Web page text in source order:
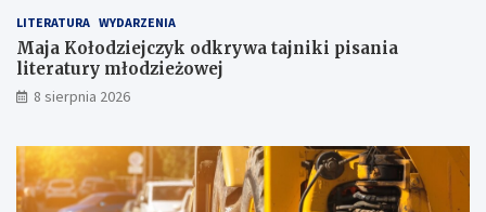
w
ą
p
r
z
o
d
ę
e
r
a
t
u
m
ł
o
LITERATURA WYDARZENIA
Maja Kołodziejczyk odkrywa tajniki pisania
literatury młodzieżowej
8 sierpnia 2026